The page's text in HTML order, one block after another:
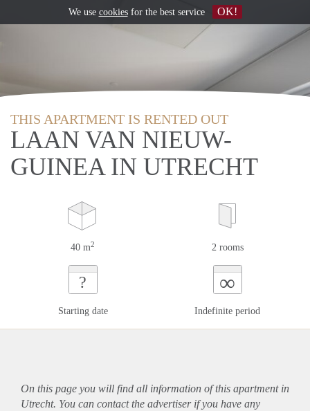
THIS APARTMENT IS RENTED OUT
LAAN VAN NIEUW-
GUINEA IN UTRECHT
40 m2 2 rooms
?
Starting date
∞
Indefinite period
On this page you will find all information of this apartmentin
Utrecht. You can contact the advertiser if you have any
We use cookiesfor the best service OK!